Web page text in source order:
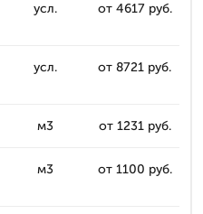
усл. от 4617 руб.
усл. от 8721 руб.
м3 от 1231 руб.
м3 от 1100 руб.